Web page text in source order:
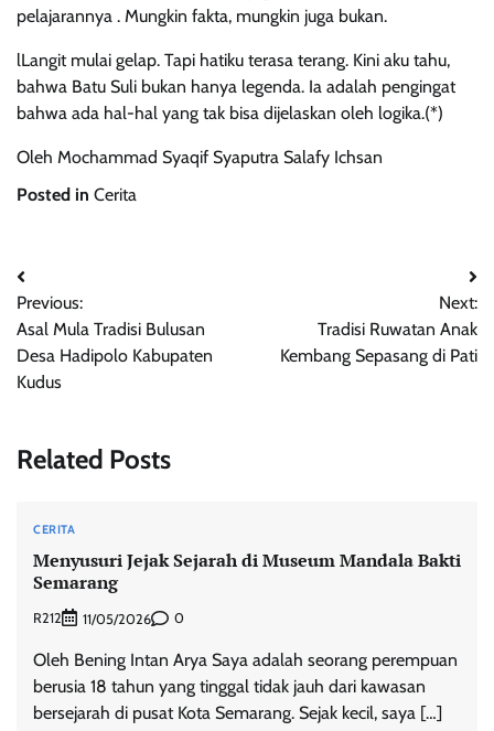
pelajarannya . Mungkin fakta, mungkin juga bukan.
lLangit mulai gelap. Tapi hatiku terasa terang. Kini aku tahu,
bahwa Batu Suli bukan hanya legenda. Ia adalah pengingat
bahwa ada hal-hal yang tak bisa dijelaskan oleh logika.(*)
Oleh Mochammad Syaqif Syaputra Salafy Ichsan
Posted in Cerita
Post
navigation
Previous:
Asal Mula Tradisi Bulusan
Desa Hadipolo Kabupaten
Kudus
Next:
Tradisi Ruwatan Anak
Kembang Sepasang di Pati
Related Posts
CERITA
Menyusuri Jejak Sejarah di Museum Mandala Bakti
Semarang
R212 11/05/2026 0
Oleh Bening Intan Arya Saya adalah seorang perempuan
berusia 18 tahun yang tinggal tidak jauh dari kawasan
bersejarah di pusat Kota Semarang. Sejak kecil, saya […]